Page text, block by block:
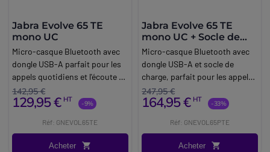
Jabra Evolve 65 TE
mono UC
Micro-casque Bluetooth avec
dongle USB-A parfait pour les
appels quotidiens et l'écoute de
musique.
142,95 €
129,95 € HT -9%
Réf: GNEVOL65TE
Acheter
Jabra Evolve 65 TE
mono UC + Socle de
charge
Micro-casque Bluetooth avec
dongle USB-A et socle de
charge, parfait pour les appels
quotidiens et l'écoute de
musique.
247,95 €
164,95 € HT -33%
Réf: GNEVOL65PTE
Acheter